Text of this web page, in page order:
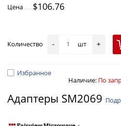
Цена
$106.76
Количество - шт +
Избранное
Наличие: По
Адаптеры SM2069